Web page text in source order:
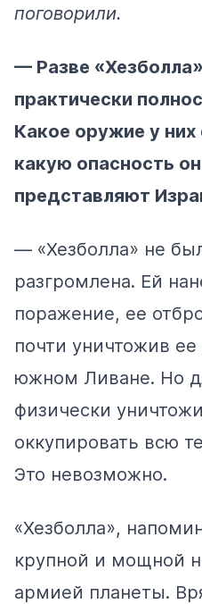
поговорили.
— Разве
практически
Какое оружие у
какую опасность
представляют
— «Хезболла» не
разгромлена. Ей
поражение, ее
почти уничтожив ее
южном Ливане. Но
физически
оккупировать всю
Это невозможно.
«Хезболла»,
крупной и мощной
армией планеты.